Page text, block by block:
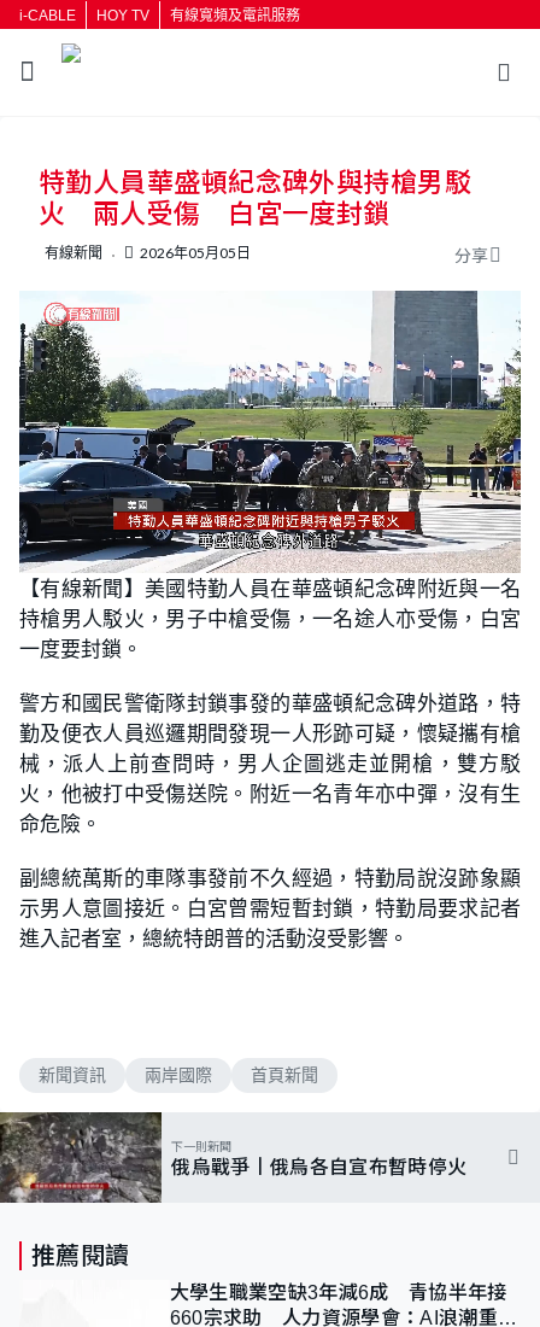
i-CABLE HOY TV 有線寬頻及電訊服務
按輸入鍵開始搜尋
特勤人員華盛頓紀念碑外與持槍男駁
火 兩人受傷 白宮一度封鎖
有線新聞 2026年05月05日 分享
U
n
m
t
e
L
o
a
d
e
d
9
4
%
【有線新聞】美國特勤人員在華盛頓紀念碑附近與一名
持槍男人駁火，男子中槍受傷，一名途人亦受傷，白宮
一度要封鎖。
警方和國民警衛隊封鎖事發的華盛頓紀念碑外道路，特
勤及便衣人員巡邏期間發現一人形跡可疑，懷疑攜有槍
械，派人上前查問時，男人企圖逃走並開槍，雙方駁
火，他被打中受傷送院。附近一名青年亦中彈，沒有生
命危險。
副總統萬斯的車隊事發前不久經過，特勤局說沒跡象顯
示男人意圖接近。白宮曾需短暫封鎖，特勤局要求記者
進入記者室，總統特朗普的活動沒受影響。
新聞資訊 兩岸國際 首頁新聞
下一則新聞
俄烏戰爭丨俄烏各自宣布暫時停火
推薦閱讀
大學生職業空缺3年減6成 青協半年接
660宗求助 人力資源學會：AI浪潮重整